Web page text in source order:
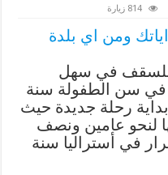
814 زيارة
ومن اي بلدة
في سهل
في سن الطفولة سنة
بداية رحلة جديدة حيث
لنحو عامين ونصف
في أستراليا سنة